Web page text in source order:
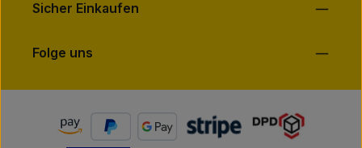
Sicher Einkaufen
Folge uns